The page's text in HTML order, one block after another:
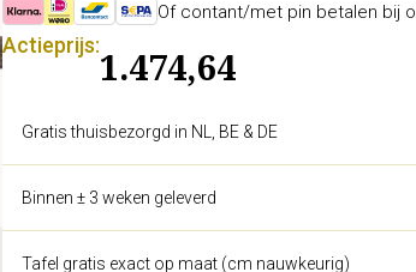
Of contant/met pin betalen bij
Actieprijs:
1.474,64
Gratis thuisbezorgd in NL, BE & DE
Binnen ± 3 weken geleverd
Tafel gratis exact op maat (cm nauwkeurig)